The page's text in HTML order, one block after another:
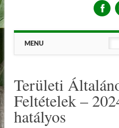
Main menu
MENU
Területi
Feltételek –
hatályos